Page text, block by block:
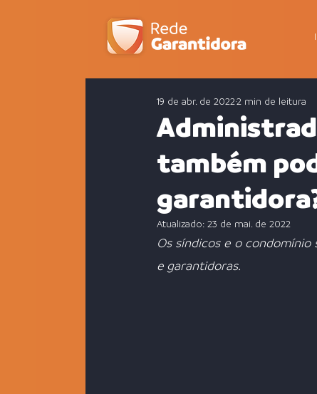
também
19 de abr. de 20222 min de leitura
Atualizado: 23 de mai. de 2022
Os síndicos e o
e garantidoras.